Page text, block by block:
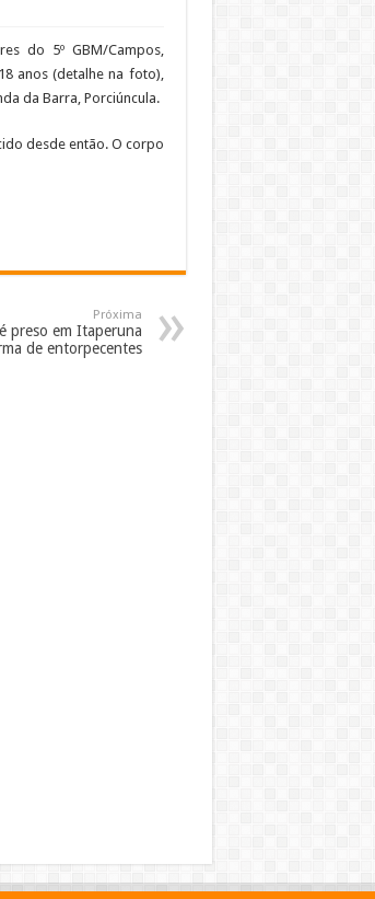
do 5º GBM/Campos,
anos (detalhe na foto),
da Barra, Porciúncula.
desde então. O corpo
Próxima
preso em Itaperuna
de entorpecentes